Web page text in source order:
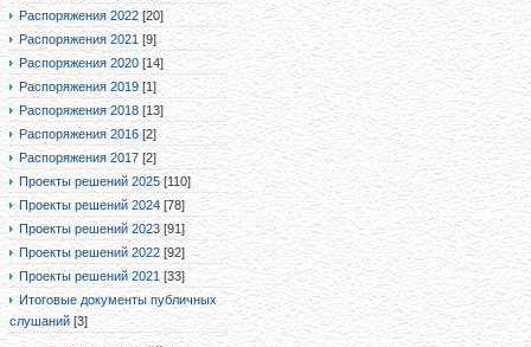
Распоряжения 2022 [20]
Распоряжения 2021 [9]
Распоряжения 2020 [14]
Распоряжения 2019 [1]
Распоряжения 2018 [13]
Распоряжения 2016 [2]
Распоряжения 2017 [2]
Проекты решений 2025 [110]
Проекты решений 2024 [78]
Проекты решений 2023 [91]
Проекты решений 2022 [92]
Проекты решений 2021 [33]
Итоговые документы публичных
слушаний [3]